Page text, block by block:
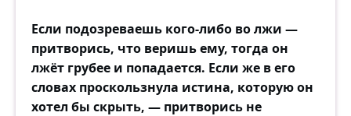
Если подозреваешь кого-либо во лжи —
притворись, что веришь ему, тогда он
лжёт грубее и попадается. Если же в его
словах проскользнула истина, которую он
хотел бы скрыть, — притворись не